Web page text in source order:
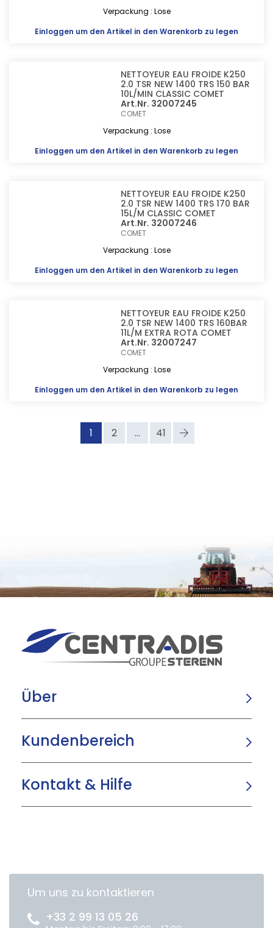
Verpackung : Lose
Einloggen um den Artikel in den Warenkorb zu legen
NETTOYEUR EAU FROIDE K250
2.0 TSR NEW 1400 TRS 150 BAR
10L/MIN CLASSIC COMET
Art.Nr. 32007245
COMET
Verpackung : Lose
Einloggen um den Artikel in den Warenkorb zu legen
NETTOYEUR EAU FROIDE K250
2.0 TSR NEW 1400 TRS 170 BAR
15L/M CLASSIC COMET
Art.Nr. 32007246
COMET
Verpackung : Lose
Einloggen um den Artikel in den Warenkorb zu legen
NETTOYEUR EAU FROIDE K250
2.0 TSR NEW 1400 TRS 160BAR
11L/M EXTRA ROTA COMET
Art.Nr. 32007247
COMET
Verpackung : Lose
Einloggen um den Artikel in den Warenkorb zu legen
1 2 ... 41
Über
Kundenbereich
Kontakt & Hilfe
Um uns zu kontaktieren
+33 2 99 13 05 26